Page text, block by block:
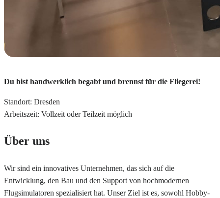
Du bist handwerklich begabt und brennst für die Fliegerei!
Standort: Dresden
Arbeitszeit: Vollzeit oder Teilzeit möglich
Über uns
Wir sind ein innovatives Unternehmen, das sich auf die
Entwicklung, den Bau und den Support von hochmodernen
Flugsimulatoren spezialisiert hat. Unser Ziel ist es, sowohl Hobby-